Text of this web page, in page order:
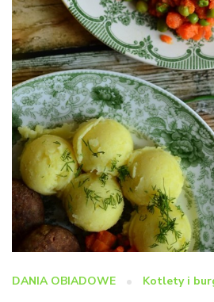
DANIA OBIADOWE Kotlety i